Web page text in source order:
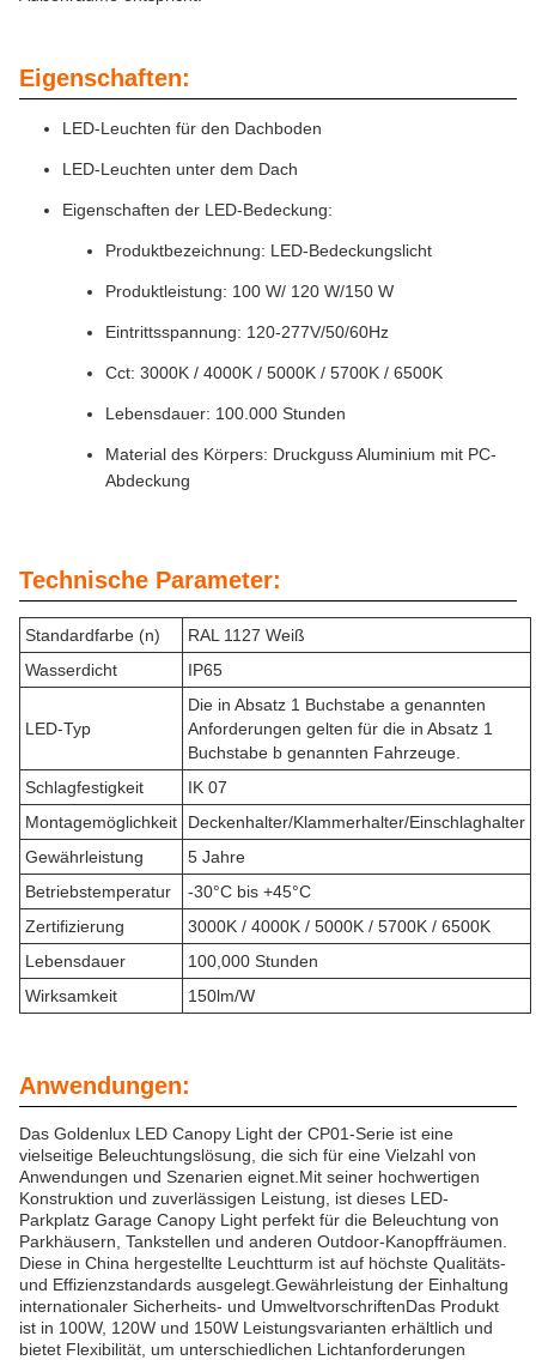
Eigenschaften:
LED-Leuchten für den Dachboden
LED-Leuchten unter dem Dach
Eigenschaften der LED-Bedeckung:
Produktbezeichnung: LED-Bedeckungslicht
Produktleistung: 100 W/ 120 W/150 W
Eintrittsspannung: 120-277V/50/60Hz
Cct: 3000K / 4000K / 5000K / 5700K / 6500K
Lebensdauer: 100.000 Stunden
Material des Körpers: Druckguss Aluminium mit PC-
Abdeckung
Technische Parameter:
Standardfarbe (n)
RAL 1127 Weiß
Wasserdicht
IP65
LED-Typ
Die in Absatz 1 Buchstabe a genannten
Anforderungen gelten für die in Absatz 1
Buchstabe b genannten Fahrzeuge.
Schlagfestigkeit
IK 07
Montagemöglichkeit
Deckenhalter/Klammerhalter/Einschlaghalter
Gewährleistung
5 Jahre
Betriebstemperatur
-30°C bis +45°C
Zertifizierung
3000K / 4000K / 5000K / 5700K / 6500K
Lebensdauer
100,000 Stunden
Wirksamkeit
150lm/W
Anwendungen:
Das Goldenlux LED Canopy Light der CP01-Serie ist eine
vielseitige Beleuchtungslösung, die sich für eine Vielzahl von
Anwendungen und Szenarien eignet.Mit seiner hochwertigen
Konstruktion und zuverlässigen Leistung, ist dieses LED-
Parkplatz Garage Canopy Light perfekt für die Beleuchtung von
Parkhäusern, Tankstellen und anderen Outdoor-Kanopffräumen.
Diese in China hergestellte Leuchtturm ist auf höchste Qualitäts-
und Effizienzstandards ausgelegt.Gewährleistung der Einhaltung
internationaler Sicherheits- und UmweltvorschriftenDas Produkt
ist in 100W, 120W und 150W Leistungsvarianten erhältlich und
bietet Flexibilität, um unterschiedlichen Lichtanforderungen